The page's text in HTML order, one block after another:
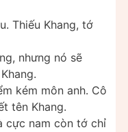
Thiếu Khang, tớ
nhưng nó sẽ
kém môn anh. Cô
tên Khang.
cực nam còn tớ chỉ